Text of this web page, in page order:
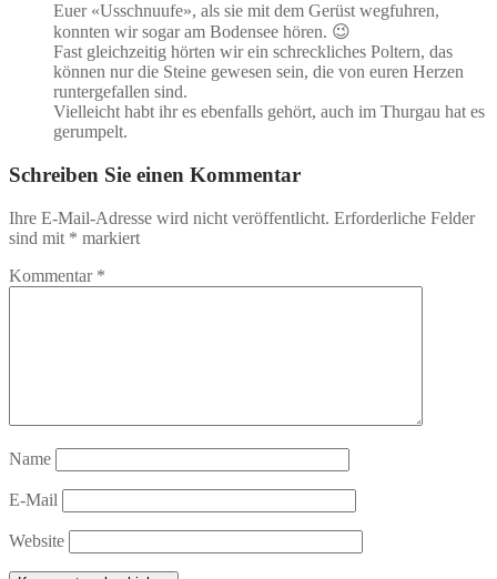
Euer «Usschnuufe», als sie mit dem Gerüst wegfuhren,
konnten wir sogar am Bodensee hören. 😉
Fast gleichzeitig hörten wir ein schreckliches Poltern, das
können nur die Steine gewesen sein, die von euren Herzen
runtergefallen sind.
Vielleicht habt ihr es ebenfalls gehört, auch im Thurgau hat es
gerumpelt.
Schreiben Sie einen Kommentar
Ihre E-Mail-Adresse wird nicht veröffentlicht. Erforderliche Felder
sind mit * markiert
Kommentar *
Name
E-Mail
Website